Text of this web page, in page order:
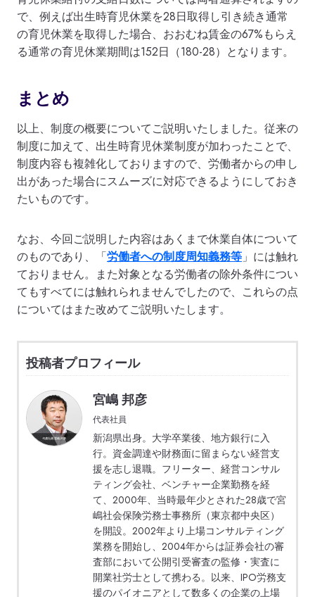
で、例えば出生時育児休業を28日取得し引き続き通常
の育児休業を取得した場合、おおむね賃金の67%もらえ
る通常の育児休業期間は152日（180-28）となります。
まとめ
以上、制度の概要についてご説明いたしました。従来の
制度に加えて、出生時育児休業制度が加わったことで、
制度内容も複雑化しておりますので、労働者からの申し
出があった場合にスムーズに対応できるようにしておき
たいものです。
なお、今回ご説明した内容はあくまで休業自体について
のものであり、「労働者への制度周知義務等 」には触れ
ておりません。また対象となる労働者の除外条件につい
てもすべてには触れられませんでしたので、これらの点
についてはまた改めてご説明いたします。
投稿者プロフィール
宮嶋 邦彦
代表社員
新潟県出身。大学卒業後、地方銀行に入
行。資金調達や財務面に留まらない経営支
援を志し退職。フリーター、経営コンサル
ティング会社、ベンチャー企業勤務を経
て、2000年、当時最年少とされた28歳で宮
嶋社会保険労務士事務所（東京都中央区）
を開設。2002年より上場コンサルティング
業務を開始し、2004年からは証券会社の審
査部において公開引受審査の監修・実査に
開業社労士として携わる。以来、IPO労務支
援のパイオニアとして数多くの企業の上場